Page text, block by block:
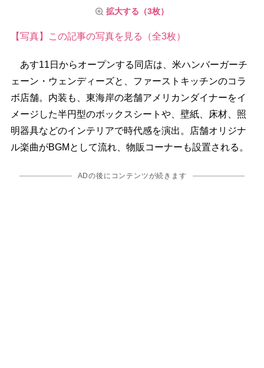
拡大する（3枚）
【写真】この記事の写真を見る（全3枚）
あす11日からオープンする同店は、米ハンバーガーチ
ェーン・ウェンディーズと、ファーストキッチンのコラ
ボ店舗。内装も、東海岸の老舗アメリカンダイナーをイ
メージした半円型のボックスシートや、壁紙、床材、照
明器具などのインテリアで時代感を演出。店舗オリジナ
ル楽曲がBGMとして流れ、物販コーナーも設置される。
ADの後にコンテンツが続きます